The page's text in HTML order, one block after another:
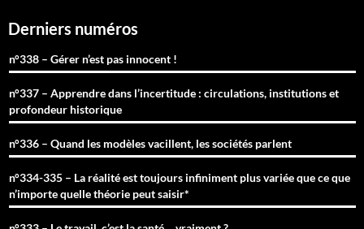
Derniers numéros
n°338 – Gérer n’est pas innocent !
n°337 – Apprendre dans l’incertitude : circulations, institutions et
profondeur historique
n°336 – Quand les modèles vacillent, les sociétés parlent
n°334-335 – La réalité est toujours infiniment plus variée que ce que
n’importe quelle théorie peut saisir*